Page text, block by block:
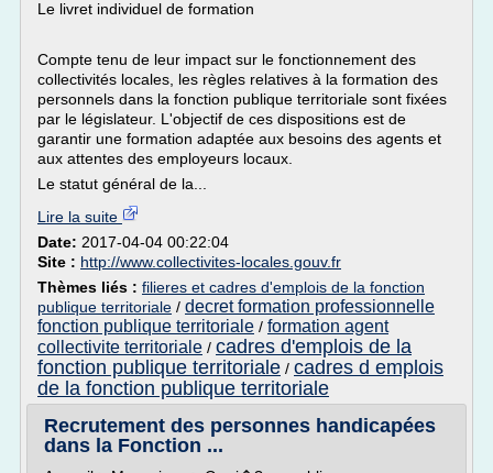
Le livret individuel de formation
Compte tenu de leur impact sur le fonctionnement des
collectivités locales, les règles relatives à la formation des
personnels dans la fonction publique territoriale sont fixées
par le législateur. L'objectif de ces dispositions est de
garantir une formation adaptée aux besoins des agents et
aux attentes des employeurs locaux.
Le statut général de la...
Lire la suite
Date: 2017-04-04 00:22:04
Site : http://www.collectivites-locales.gouv.fr
Thèmes liés : filieres et cadres d'emplois de la fonction
publique territoriale / decret formation professionnelle
fonction publique territoriale / formation agent
collectivite territoriale / cadres d'emplois de la
fonction publique territoriale / cadres d emplois
de la fonction publique territoriale
Recrutement des personnes handicapées
dans la Fonction ...